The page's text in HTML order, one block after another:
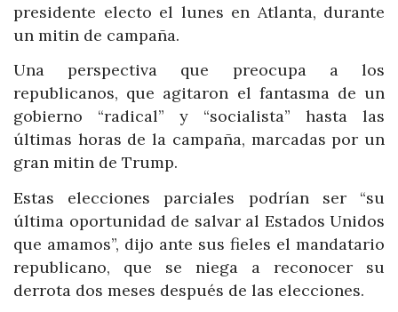
presidente electo el lunes en Atlanta, durante
un mitin de campaña.
Una perspectiva que preocupa a los
republicanos, que agitaron el fantasma de un
gobierno “radical” y “socialista” hasta las
últimas horas de la campaña, marcadas por un
gran mitin de Trump.
Estas elecciones parciales podrían ser “su
última oportunidad de salvar al Estados Unidos
que amamos”, dijo ante sus fieles el mandatario
republicano, que se niega a reconocer su
derrota dos meses después de las elecciones.